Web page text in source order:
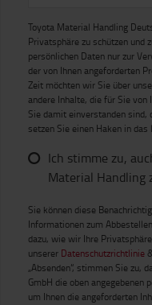
Toyota Material Handling
Privatsphäre zu schützen und
persönlichen Daten nur zur
der von Ihnen angeforderten
Zeit möchten wir Sie über
andere Inhalte, die für Sie
Sie damit einverstanden
setzen Sie einen Haken in das
Ich stimme zu,
Material Handling
Sie können diese
Informationen zum
dazu, wie wir Ihre
unserer Datenschutzrichtlinie
„Absenden“, stimmen Sie zu,
GmbH die oben angegebenen
um Ihnen die angeforderten